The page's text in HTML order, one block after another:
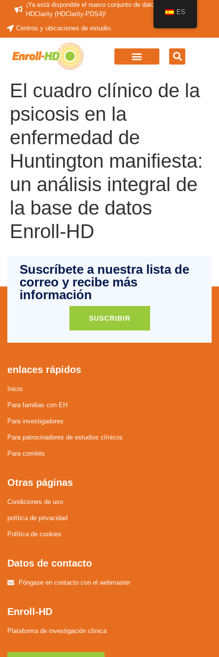
¡Ya está disponible el nuevo conjunto de datos periódicos
HDClarity (HDClarity-PDS4)!
Centros y ubicaciones de estudio.
El cuadro clínico de la
psicosis en la
enfermedad de
Huntington manifiesta:
un análisis integral de
la base de datos
Enroll-HD
Suscríbete a nuestra lista de
correo y recibe más
información
SUSCRIBIR
enlaces rápidos
Inicio
Para familias con EH
Para investigadores
Para patrocinadores de estudios clínicos
Para comités
Otras páginas
Condiciones de uso
política de privacidad
Política de cookies
Datos de contacto
Póngase en contacto con el webmaster
Enroll-HD
Plataforma de investigación clínica
ES